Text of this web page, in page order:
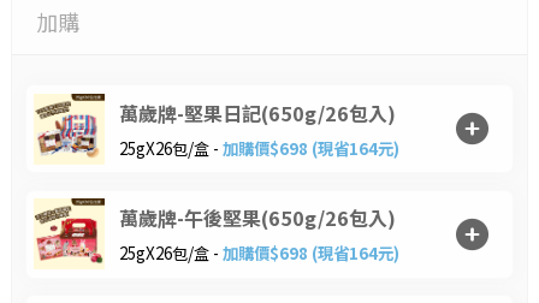
加購
萬歲牌-堅果日記(650g/26包入)
25gX26包/盒 - 加購價$698 (現省164元)
萬歲牌-午後堅果(650g/26包入)
25gX26包/盒 - 加購價$698 (現省164元)